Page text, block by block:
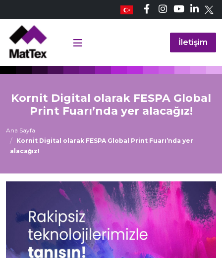
İletişim
Kornit Digital olarak FESPA Global
Print Fuarı’nda yer alacağız!
Ana Sayfa
Kornit Digital olarak FESPA Global Print Fuarı’nda yer
alacağız!